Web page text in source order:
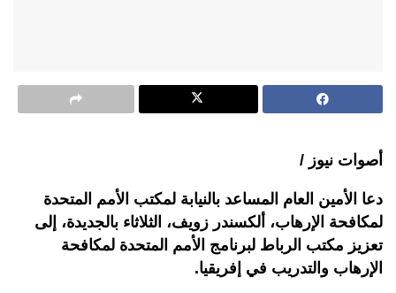
أصوات نيوز /
دعا الأمين العام المساعد بالنيابة لمكتب الأمم المتحدة
لمكافحة الإرهاب، ألكسندر زويف، الثلاثاء بالجديدة، إلى
تعزيز مكتب الرباط لبرنامج الأمم المتحدة لمكافحة
الإرهاب والتدريب في إفريقيا.